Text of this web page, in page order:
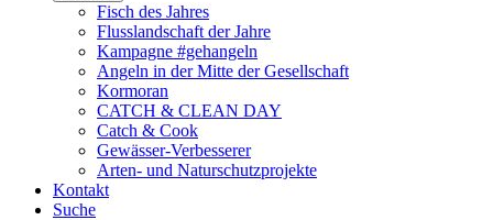
Fisch des Jahres
Flusslandschaft der Jahre
Kampagne #gehangeln
Angeln in der Mitte der Gesellschaft
Kormoran
CATCH & CLEAN DAY
Catch & Cook
Gewässer-Verbesserer
Arten- und Naturschutzprojekte
Kontakt
Suche